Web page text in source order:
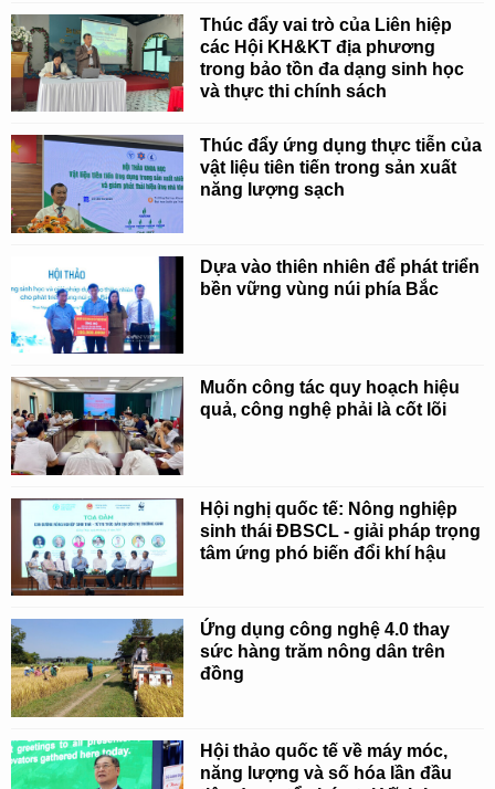
Thúc đẩy vai trò của Liên hiệp
các Hội KH&KT địa phương
trong bảo tồn đa dạng sinh học
và thực thi chính sách
Thúc đẩy ứng dụng thực tiễn của
vật liệu tiên tiến trong sản xuất
năng lượng sạch
Dựa vào thiên nhiên để phát triển
bền vững vùng núi phía Bắc
Muốn công tác quy hoạch hiệu
quả, công nghệ phải là cốt lõi
Hội nghị quốc tế: Nông nghiệp
sinh thái ĐBSCL - giải pháp trọng
tâm ứng phó biến đổi khí hậu
Ứng dụng công nghệ 4.0 thay
sức hàng trăm nông dân trên
đồng
Hội thảo quốc tế về máy móc,
năng lượng và số hóa lần đầu